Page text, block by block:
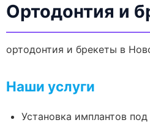
Ортодонтия и
ортодонтия и брекеты в
Наши услуги
Установка имплантов